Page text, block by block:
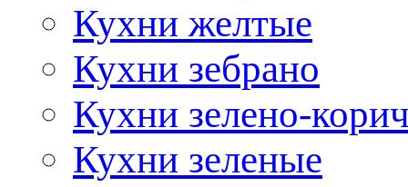
Кухни желтые
Кухни зебрано
Кухни зелено-
Кухни зеленые